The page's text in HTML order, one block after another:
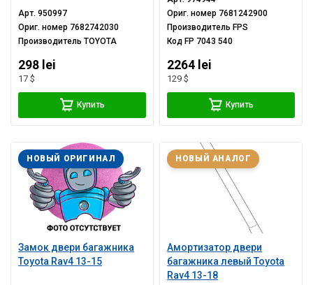
Арт.950997
Ориг. номер 7682742030
ПроизводительTOYOTA
298 lei
17 $
Купить
Ориг. номер 7681242900
Производитель FPS
Код FP 7043 540
2264 lei
129 $
Купить
Замок двери багажника
Toyota Rav4 13-15
НОВЫЙ ОРИГИНАЛ
Амортизатор двери
багажника левый Toyota
Rav4 13-18
НОВЫЙ АНАЛОГ